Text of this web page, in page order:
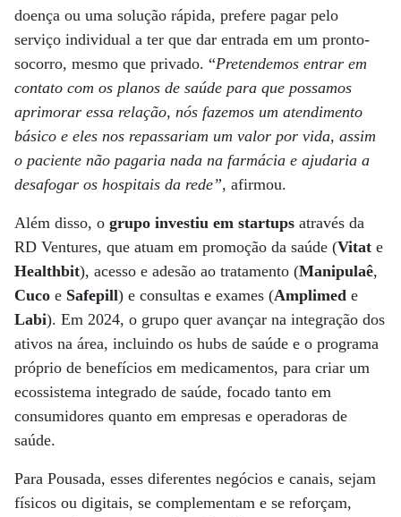
doença ou uma solução rápida, prefere pagar pelo
serviço individual a ter que dar entrada em um pronto-
socorro, mesmo que privado. “Pretendemos entrar em
contato com os planos de saúde para que possamos
aprimorar essa relação, nós fazemos um atendimento
básico e eles nos repassariam um valor por vida, assim
o paciente não pagaria nada na farmácia e ajudaria a
desafogar os hospitais da rede”, afirmou.
Além disso, o grupo investiu em startups através da
RD Ventures, que atuam em promoção da saúde (Vitat e
Healthbit), acesso e adesão ao tratamento (Manipulaê,
Cuco e Safepill) e consultas e exames (Amplimed e
Labi). Em 2024, o grupo quer avançar na integração dos
ativos na área, incluindo os hubs de saúde e o programa
próprio de benefícios em medicamentos, para criar um
ecossistema integrado de saúde, focado tanto em
consumidores quanto em empresas e operadoras de
saúde.
Para Pousada, esses diferentes negócios e canais, sejam
físicos ou digitais, se complementam e se reforçam,